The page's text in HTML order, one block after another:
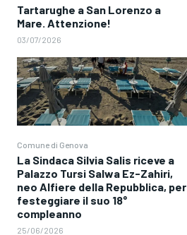
Tartarughe a San Lorenzo a
Mare. Attenzione!
03/07/2026
Comune di Genova
La Sindaca Silvia Salis riceve a
Palazzo Tursi Salwa Ez-Zahiri,
neo Alfiere della Repubblica, per
festeggiare il suo 18°
compleanno
25/06/2026